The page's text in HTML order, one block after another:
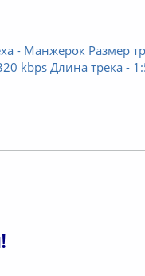
- Манжерок Размер
kbps Длина трека -